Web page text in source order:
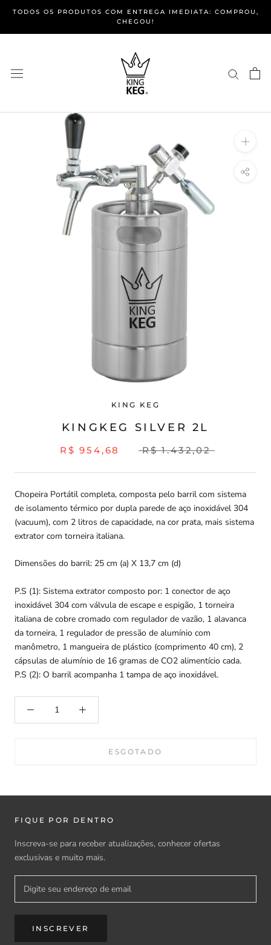
TODOS OS PRODUTOS COM ENTREGA IMEDIATA: COMPROU,
CHEGOU!
KING KEG
KINGKEG SILVER 2L
R$ 954,68 R$ 1.432,02
Chopeira Portátil completa, composta pelo barril com sistema
de isolamento térmico por dupla parede de aço inoxidável 304
(vacuum), com 2 litros de capacidade, na cor prata, mais sistema
extrator com torneira italiana.
Dimensões do barril: 25 cm (a) X 13,7 cm (d)
P.S (1): Sistema extrator composto por: 1 conector de aço
inoxidável 304 com válvula de escape e espigão, 1 torneira
italiana de cobre cromado com regulador de vazão, 1 alavanca
da torneira, 1 regulador de pressão de alumínio com
manômetro, 1 mangueira de plástico (comprimento 40 cm), 2
cápsulas de alumínio de 16 gramas de CO2 alimentício cada.
P.S (2): O barril acompanha 1 tampa de aço inoxidável.
ESGOTADO
FIQUE POR DENTRO
Inscreva-se para receber atualizações, conhecer ofertas
exclusivas e muito mais.
INSCREVER